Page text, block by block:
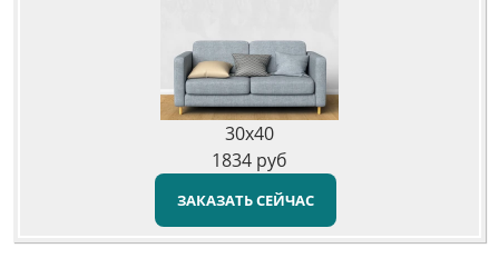
30x40
1834 руб
ЗАКАЗАТЬ СЕЙЧАС